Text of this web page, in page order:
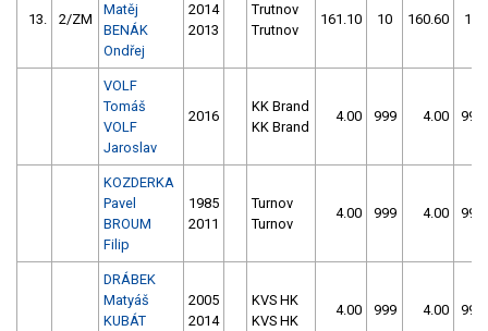
13. 2/ZM
Matěj
BENÁK
Ondřej
2014
2013
Trutnov
Trutnov
161.10 10 160.60 14
VOLF
Tomáš
VOLF
Jaroslav
2016
KK Brand
KK Brand
4.00 999 4.00 999
KOZDERKA
Pavel
BROUM
Filip
1985
2011
Turnov
Turnov
4.00 999 4.00 999
DRÁBEK
Matyáš
KUBÁT
2005
2014
KVS HK
KVS HK
4.00 999 4.00 999